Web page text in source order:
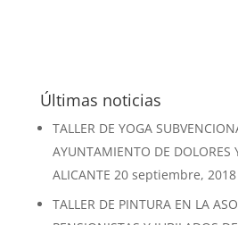
Últimas noticias
TALLER DE YOGA
AYUNTAMIENTO DE DOLORES
ALICANTE 20 septiembre, 2018
TALLER DE PINTURA EN LA